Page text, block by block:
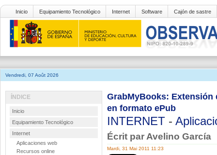
Inicio Equipamiento Tecnológico Internet Software Cajón de sastre
Vendredi, 07 Août 2026
GrabMyBooks:
en formato ePub
INTERNET -
Écrit par Avelino García
Mardi, 31 Mai 2011 11:23
ÍNDICE
Inicio
Equipamiento Tecnológico
Internet
Aplicaciones web
Recursos online